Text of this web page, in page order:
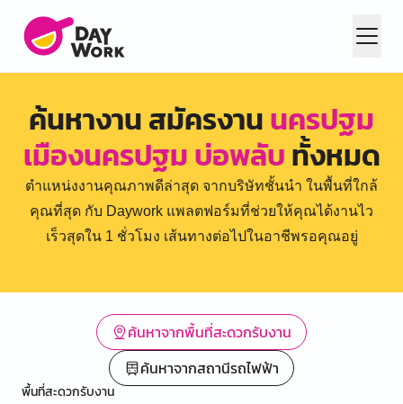
ค้นหางาน สมัครงานนครปฐม
เมืองนครปฐม บ่อพลับทั้งหมด
ตำแหน่งงานคุณภาพดีล่าสุด จากบริษัทชั้นนำ ในพื้นที่ใกล้
คุณที่สุด กับ Daywork แพลตฟอร์มที่ช่วยให้คุณได้งานไว
เร็วสุดใน 1 ชั่วโมง เส้นทางต่อไปในอาชีพรอคุณอยู่
ค้นหาจากพื้นที่สะดวกรับงาน
ค้นหาจากสถานีรถไฟฟ้า
พื้นที่สะดวกรับงาน